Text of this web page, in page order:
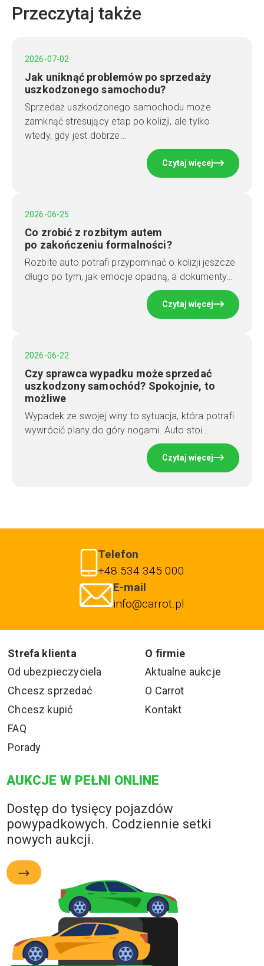
Przeczytaj także
2026-07-02
Jak uniknąć problemów po sprzedaży
uszkodzonego samochodu?
Sprzedaż uszkodzonego samochodu może
zamknąć stresujący etap po kolizji, ale tylko
wtedy, gdy jest dobrze…
Czytaj więcej
2026-06-25
Co zrobić z rozbitym autem
po zakończeniu formalności?
Rozbite auto potrafi przypominać o kolizji jeszcze
długo po tym, jak emocje opadną, a dokumenty…
Czytaj więcej
2026-06-22
Czy sprawca wypadku może sprzedać
uszkodzony samochód? Spokojnie, to
możliwe
Wypadek ze swojej winy to sytuacja, która potrafi
wywrócić plany do góry nogami. Auto stoi…
Czytaj więcej
Telefon
+48 534 345 000
E-mail
info@carrot.pl
Strefa klienta
O firmie
Od ubezpieczyciela
Chcesz sprzedać
Chcesz kupić
FAQ
Porady
Aktualne aukcje
O Carrot
Kontakt
AUKCJE W PEŁNI ONLINE
Dostęp do tysięcy pojazdów
powypadkowych. Codziennie setki
nowych aukcji.